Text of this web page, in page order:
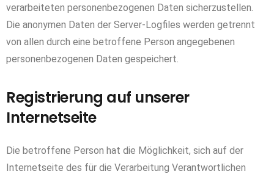
verarbeiteten personenbezogenen Daten sicherzustellen.
Die anonymen Daten der Server-Logfiles werden getrennt
von allen durch eine betroffene Person angegebenen
personenbezogenen Daten gespeichert.
Registrierung auf unserer
Internetseite
Die betroffene Person hat die Möglichkeit, sich auf der
Internetseite des für die Verarbeitung Verantwortlichen